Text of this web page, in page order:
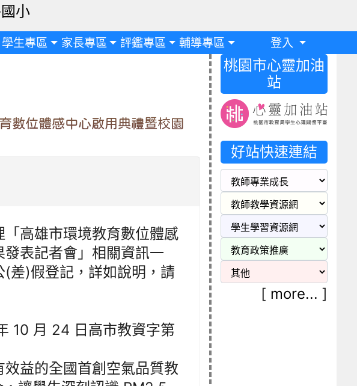
學生專區 家長專區 評鑑專區 輔導專區 登入
數位體感中心啟用典禮暨校園
高雄市環境教育數位體感
表記者會」相關資訊一
差)假登記，詳如說明，請
10 月 24 日高市教資字第
益的全國首創空氣品質教
桃園市心靈加油
站
好站快速連結
[ more... ]